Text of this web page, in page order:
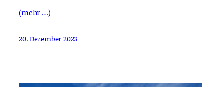
(mehr …)
20. Dezember 2023